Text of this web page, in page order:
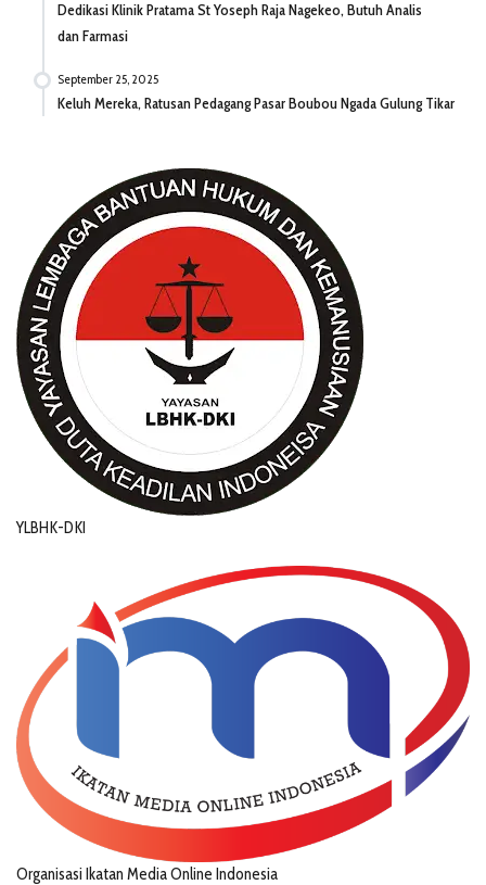
Dedikasi Klinik Pratama St Yoseph Raja Nagekeo, Butuh Analis
dan Farmasi
September 25, 2025
Keluh Mereka, Ratusan Pedagang Pasar Boubou Ngada Gulung Tikar
YLBHK-DKI
Organisasi Ikatan Media Online Indonesia